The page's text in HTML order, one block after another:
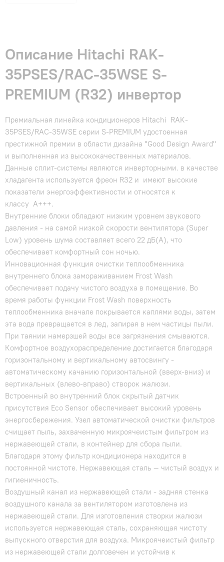
Описание Hitachi RAK-
35PSES/RAC-35WSE S-
PREMIUM (R32) инвертор
Премиальная линейка кондиционеров Hitachi RAK-
35PSES/RAC-35WSE серии S-PREMIUM удостоенная
престижной премии в области дизайна "Good Design Award"
и выполненная из высококачественных материалов.
Данные сплит-системы являются инверторными. в качестве
хладагента используется фреон R32 и имеют высокие
показатели энергоэффективности и относятся к
классу А+++.
Внутренние блоки обладают низким уровнем звукового
давления - на самой низкой скорости вентилятора (Super
Low) уровень шума составляет всего 22 дБ(А), что
обеспечивает комфортный сон ночью.
Инновационная функция очистки теплообменника
внутреннего блока замораживанием Frost Wash
обеспечивает подачу чистого воздуха в помещение. Во
время работы функции Frost Wash поверхность
теплообменника вначале покрывается каплями воды, затем
эта вода превращается в лед, запирая в нем частицы пыли.
При таянии намерзшей воды все загрязнения смываются.
Комфортное воздухораспределение достигается благодаря
горизонтальному и вертикальному автосвингу -
автоматическому качанию горизонтальной (вверх-вниз) и
вертикальных (влево-вправо) створок жалюзи.
Встроенный во внутренний блок скрытый датчик
присутствия Eco Sensor обеспечивает высокий уровень
энергосбережения. Узел автоматической очистки фильтров
счищает пыль, захваченную микроячеистым фильтром из
нержавеющей стали, в контейнер для сбора пыли.
Благодаря этому фильтр кондиционера находится в
постоянной чистоте. Нержавеющая сталь — чистый воздух и
гигиеничность.
Воздушный канал из нержавеющей стали - задняя стенка
воздушного канала за вентилятором изготовлена из
нержавеющей стали. Для изготовления створки жалюзи
используется нержавеющая сталь, сохраняющая чистоту
выпускного отверстия для воздуха. Микроячеистый фильтр
из нержавеющей стали долговечен и устойчив к